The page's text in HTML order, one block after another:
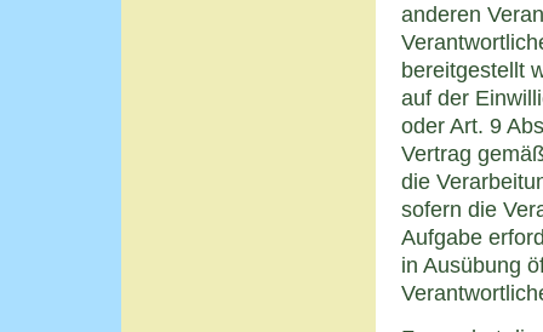
anderen
bereitgestellt
auf der
oder Art. 9
Vertrag
die
sofern die
Aufgabe
in Ausübung